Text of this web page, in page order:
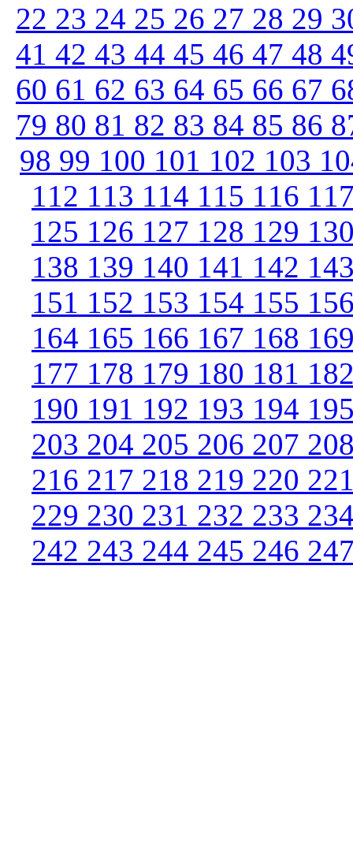
22 23 24 25 26 27 28 29
41 42 43 44 45 46 47 48
60 61 62 63 64 65 66 67
79 80 81 82 83 84 85 86
98 99 100 101 102 103
112 113 114 115 116
125 126 127 128 129
138 139 140 141 142
151 152 153 154 155
164 165 166 167 168
177 178 179 180 181
190 191 192 193 194
203 204 205 206 207
216 217 218 219 220
229 230 231 232 233
242 243 244 245 246